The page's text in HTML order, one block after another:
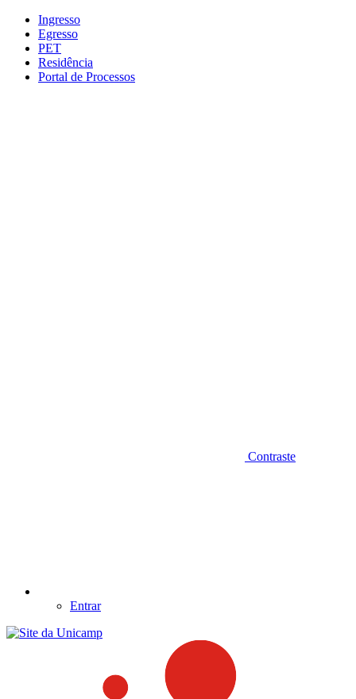
Conteúdo principal
Ingresso
Egresso
PET
Residência
Portal de Processos
Contraste
Entrar